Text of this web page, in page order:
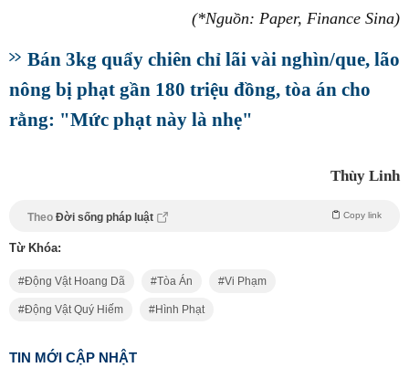
(*Nguồn: Paper, Finance Sina)
Bán 3kg quẩy chiên chỉ lãi vài nghìn/que, lão
nông bị phạt gần 180 triệu đồng, tòa án cho
rằng: "Mức phạt này là nhẹ"
Thùy Linh
Theo Đời sống pháp luật Copy link
Từ Khóa:
Động Vật Hoang Dã Tòa Án Vi Phạm
Động Vật Quý Hiếm Hình Phạt
TIN MỚI CẬP NHẬT